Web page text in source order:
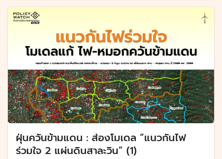
ฝุ่นควันข้ามแดน : ส่องโมเดล “แนวกันไฟ
ร่วมใจ 2 แผ่นดินสาละวิน” (1)